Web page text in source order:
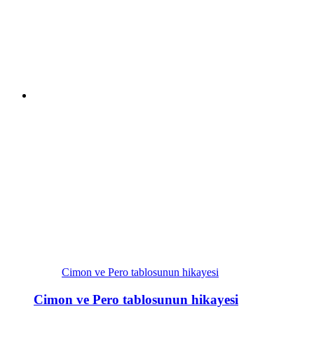
Cimon ve Pero tablosunun hikayesi
Cimon ve Pero tablosunun hikayesi